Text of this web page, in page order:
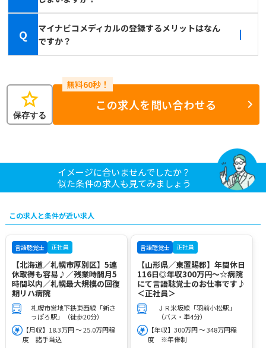
Q
マイナビコメディカルの登録するメリットはなん
ですか？
star
保存する
この求人を問い合わせる
イメージに合いませんでしたか？
似た条件の求人も見てみましょう
この求人と条件が近い求人
言語聴覚士 正社員
【北海道／札幌市厚別区】5連
休取得も容易♪／残業時間月5
時間以内／札幌最大規模の回復
期リハ病院
札幌市営地下鉄東西線「新さ
っぽろ駅」（徒歩20分）
【月収】18.3万円 ～ 25.0万円程
度 諸手当込
言語聴覚士 正社員
【山形県／東置賜郡】年間休日
116日◎年収300万円～☆病院
にて言語聴覚士のお仕事です♪
＜正社員＞
ＪＲ米坂線「羽前小松駅」
（バス・車4分）
【年収】300万円 ～ 348万円程
度 ※年俸制